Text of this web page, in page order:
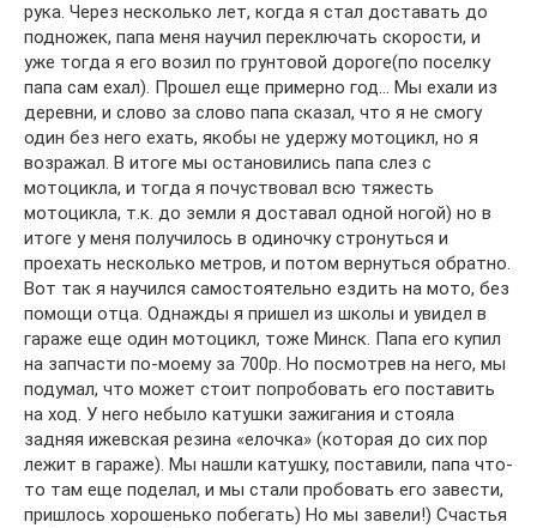
рука. Через несколько лет, когда я стал доставать до
подножек, папа меня научил переключать скорости, и
уже тогда я его возил по грунтовой дороге(по поселку
папа сам ехал). Прошел еще примерно год… Мы ехали из
деревни, и слово за слово папа сказал, что я не смогу
один без него ехать, якобы не удержу мотоцикл, но я
возражал. В итоге мы остановились папа слез с
мотоцикла, и тогда я почуствовал всю тяжесть
мотоцикла, т.к. до земли я доставал одной ногой) но в
итоге у меня получилось в одиночку стронуться и
проехать несколько метров, и потом вернуться обратно.
Вот так я научился самостоятельно ездить на мото, без
помощи отца. Однажды я пришел из школы и увидел в
гараже еще один мотоцикл, тоже Минск. Папа его купил
на запчасти по-моему за 700р. Но посмотрев на него, мы
подумал, что может стоит попробовать его поставить
на ход. У него небыло катушки зажигания и стояла
задняя ижевская резина «елочка» (которая до сих пор
лежит в гараже). Мы нашли катушку, поставили, папа что-
то там еще поделал, и мы стали пробовать его завести,
пришлось хорошенько побегать) Но мы завели!) Счастья